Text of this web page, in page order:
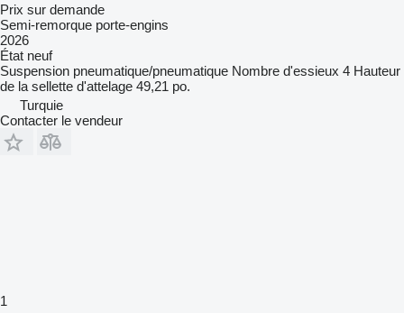
Prix sur demande
Semi-remorque porte-engins
2026
État neuf
Suspension pneumatique/pneumatique Nombre d'essieux 4 Hauteur
de la sellette d'attelage 49,21 po.
Turquie
Contacter le vendeur
1